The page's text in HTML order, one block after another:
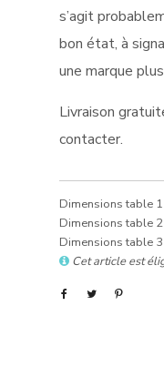
s’agit
bon état, à
une marque
Livraison
contacter.
Dimensions table
Dimensions table
Dimensions table
Cet article est